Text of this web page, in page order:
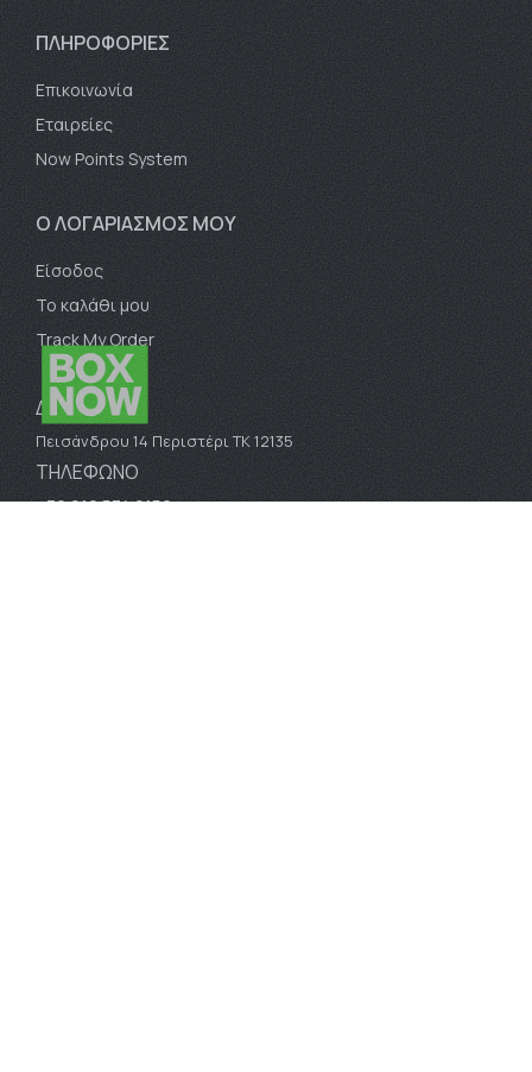
ΠΛΗΡΟΦΟΡΙΕΣ
Επικοινωνία
Εταιρείες
Now Points System
Ο ΛΟΓΑΡΙΑΣΜΟΣ ΜΟΥ
Είσοδος
Το καλάθι μου
Track My Order
ΔΙΕΥΘΥΝΣΗ
Πεισάνδρου 14 Περιστέρι ΤΚ 12135
ΤΗΛΕΦΩΝΟ
+30 210 574 0150